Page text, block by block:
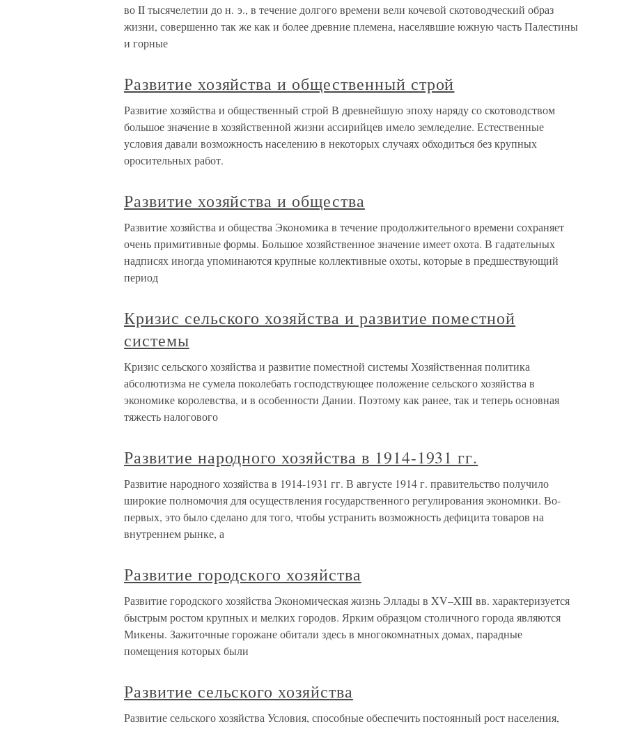
во II тысячелетии до н. э., в течение долгого времени вели кочевой скотоводческий образ
жизни, совершенно так же как и более древние племена, населявшие южную часть Палестины
и горные
Развитие хозяйства и общественный строй
Развитие хозяйства и общественный строй В древнейшую эпоху наряду со скотоводством
большое значение в хозяйственной жизни ассирийцев имело земледелие. Естественные
условия давали возможность населению в некоторых случаях обходиться без крупных
оросительных работ.
Развитие хозяйства и общества
Развитие хозяйства и общества Экономика в течение продолжительного времени сохраняет
очень примитивные формы. Большое хозяйственное значение имеет охота. В гадательных
надписях иногда упоминаются крупные коллективные охоты, которые в предшествующий
период
Кризис сельского хозяйства и развитие поместной
системы
Кризис сельского хозяйства и развитие поместной системы Хозяйственная политика
абсолютизма не сумела поколебать господствующее положение сельского хозяйства в
экономике королевства, и в особенности Дании. Поэтому как ранее, так и теперь основная
тяжесть налогового
Развитие народного хозяйства в 1914-1931 гг.
Развитие народного хозяйства в 1914-1931 гг. В августе 1914 г. правительство получило
широкие полномочия для осуществления государственного регулирования экономики. Во-
первых, это было сделано для того, чтобы устранить возможность дефицита товаров на
внутреннем рынке, а
Развитие городского хозяйства
Развитие городского хозяйства Экономическая жизнь Эллады в XV–XIII вв. характеризуется
быстрым ростом крупных и мелких городов. Ярким образцом столичного города являются
Микены. Зажиточные горожане обитали здесь в многокомнатных домах, парадные
помещения которых были
Развитие сельского хозяйства
Развитие сельского хозяйства Условия, способные обеспечить постоянный рост населения,